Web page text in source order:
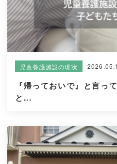
児童養護施設の現状
『帰っておいで』と言っ
と...